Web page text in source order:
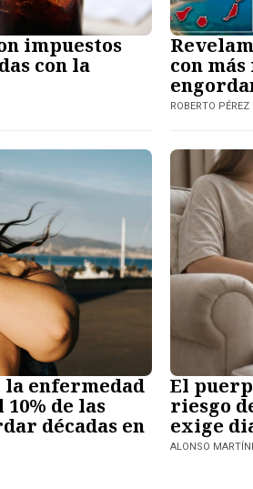
impuestos
con la
con
ROBERTO PÉREZ
enfermedad
de las
décadas en
El
riesgo
exige
ALONSO